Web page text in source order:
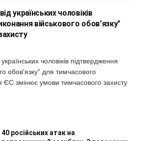
українських чоловіків
військового обов'язку"
чоловіків підтвердження
обов'язку" для тимчасового
ЄС змінює умови тимчасового захисту
російських атак на